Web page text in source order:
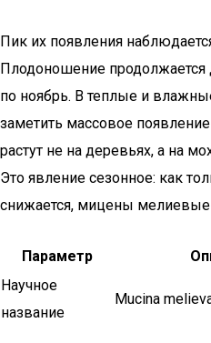
Пик их появления
Плодоношение продолжается
по ноябрь. В теплые и
заметить массовое
растут не на деревьях, а на
Это явление сезонное: как
снижается, мицены мелиевые
Параметр
Научное
название
Mucina